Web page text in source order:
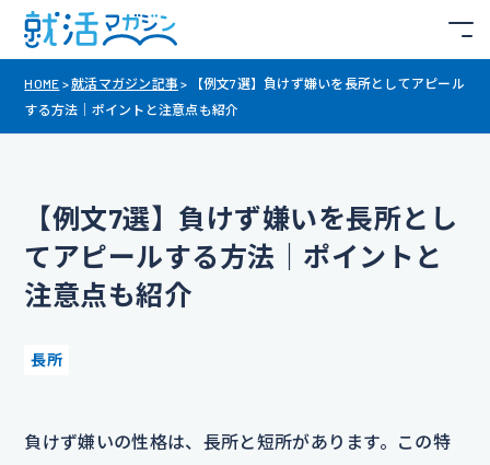
HOME >就活マガジン記事 >
【例文7選】負けず嫌いを長所としてアピール
する方法｜ポイントと注意点も紹介
【例文7選】負けず嫌いを長所とし
てアピールする方法｜ポイントと
注意点も紹介
長所
負けず嫌いの性格は、長所と短所があります。この特